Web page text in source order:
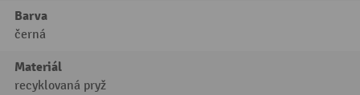
Barva
černá
Materiál
recyklovaná pryž